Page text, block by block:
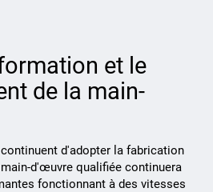
et le
de la main-
d'adopter la fabrication
d'œuvre qualifiée continuera
fonctionnant à des vitesses